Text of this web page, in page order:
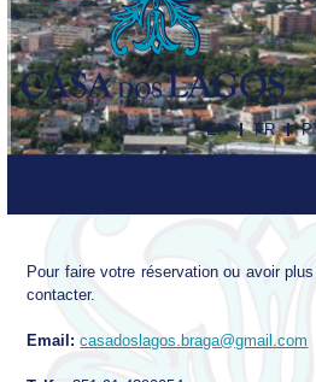
EN FR
Pour faire votre réservation ou avoir
contacter.
Email: casadoslagos.braga@gmail.com